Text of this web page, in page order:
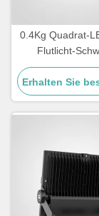
0.4Kg Quadrat-
Flutlicht-
Erhalten Sie